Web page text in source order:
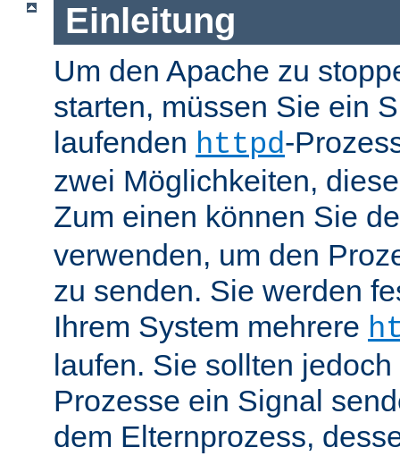
Einleitung
Um den Apache zu
starten, müssen Sie ein
laufenden httpd-
zwei Möglichkeiten,
Zum einen können Sie
verwenden, um den
zu senden. Sie werden
Ihrem System mehrere
laufen. Sie sollten
Prozesse ein Signal
dem Elternprozess,